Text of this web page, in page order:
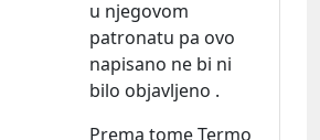
u njegovom
patronatu pa ovo
napisano ne bi ni
bilo objavljeno .
Prema tome Termo